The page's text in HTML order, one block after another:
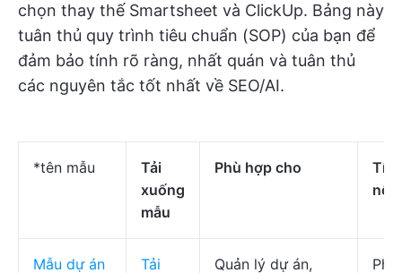
chọn thay thế Smartsheet và ClickUp. Bảng này
tuân thủ quy trình tiêu chuẩn (SOP) của bạn để
đảm bảo tính rõ ràng, nhất quán và tuân thủ
các nguyên tắc tốt nhất về SEO/AI.
*tên mẫu
Tải
xuống
mẫu
Phù hợp cho
nổi
Mẫu dự án Tải Quản lý dự án,